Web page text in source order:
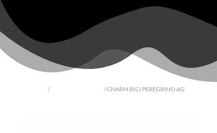
/ / CHARM BICI PEREGRINO AG